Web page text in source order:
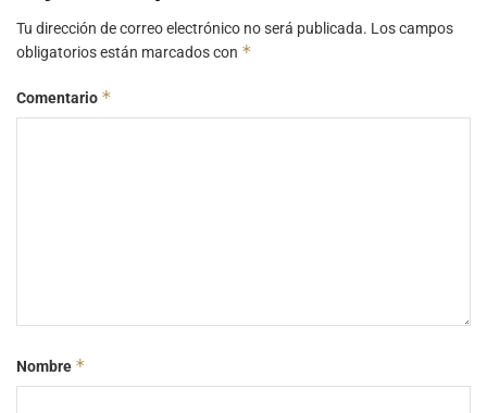
Tu dirección de correo electrónico no será publicada. Los campos
obligatorios están marcados con *
Comentario *
Nombre *